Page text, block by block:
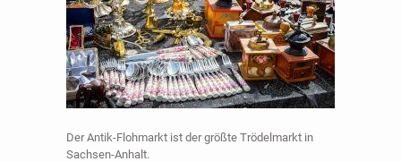
Der Antik-Flohmarkt ist der größte Trödelmarkt in
Sachsen-Anhalt.